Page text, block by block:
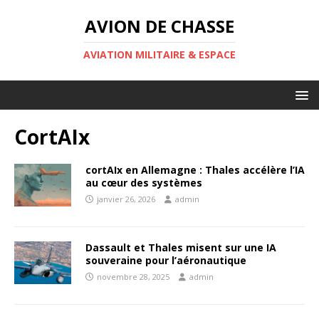
AVION DE CHASSE
AVIATION MILITAIRE & ESPACE
CortAIx
cortAIx en Allemagne : Thales accélère l’IA
au cœur des systèmes
janvier 26, 2026 admin
Dassault et Thales misent sur une IA
souveraine pour l’aéronautique
novembre 28, 2025 admin